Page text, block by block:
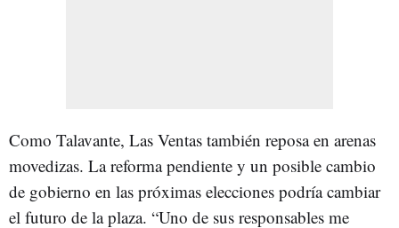
Como Talavante, Las Ventas también reposa en arenas
movedizas. La reforma pendiente y un posible cambio
de gobierno en las próximas elecciones podría cambiar
el futuro de la plaza. “Uno de sus responsables me